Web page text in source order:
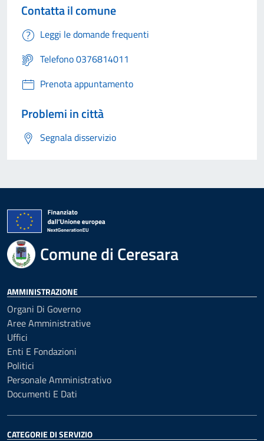
Contatta il comune
Leggi le domande frequenti
Telefono 0376814011
Prenota appuntamento
Problemi in città
Segnala disservizio
Comune di Ceresara
AMMINISTRAZIONE
Organi Di Governo
Aree Amministrative
Uffici
Enti E Fondazioni
Politici
Personale Amministrativo
Documenti E Dati
CATEGORIE DI SERVIZIO